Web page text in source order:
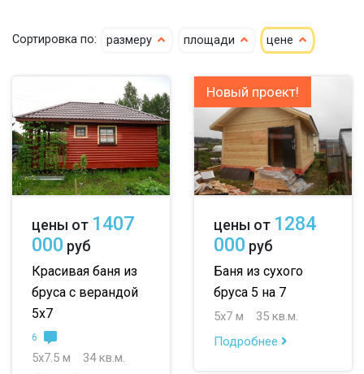
клееный кедр
сухой кедр
профилированный
100х150
150х150
150х200
5х5 5х6 5х7
6х6 6х7 6х8
7х8 7х10 8х8
8х9 большие
небольшие
маленькие
до 150 м
Сортировка по: размеру площади цене
цены от 1407
000 руб
Красивая баня из
бруса с верандой
5х7
6
5х7.5 м
34 кв.м.
Новый проект!
цены от 1284
000 руб
Баня из сухого
бруса 5 на 7
5х7 м
35 кв.м.
Подробнее